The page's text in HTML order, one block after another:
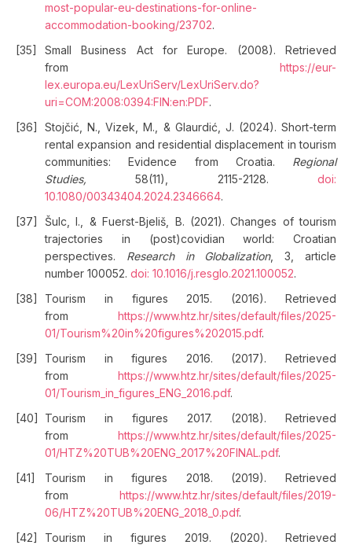
most-popular-eu-destinations-for-online-
accommodation-booking/23702.
Small Business Act for Europe. (2008). Retrieved
from https://eur-
lex.europa.eu/LexUriServ/LexUriServ.do?
uri=COM:2008:0394:FIN:en:PDF.
Stojčić, N., Vizek, M., & Glaurdić, J. (2024). Short-term
rental expansion and residential displacement in tourism
communities: Evidence from Croatia. Regional
Studies,58(11), 2115-2128.doi:
10.1080/00343404.2024.2346664.
Šulc, I., & Fuerst-Bjeliš, B. (2021). Changes of tourism
trajectories in (post)covidian world: Croatian
perspectives. Research in Globalization, 3, article
number 100052. doi: 10.1016/j.resglo.2021.100052.
Tourism in figures 2015. (2016). Retrieved
from https://www.htz.hr/sites/default/files/2025-
01/Tourism%20in%20figures%202015.pdf.
Tourism in figures 2016. (2017). Retrieved
from https://www.htz.hr/sites/default/files/2025-
01/Tourism_in_figures_ENG_2016.pdf.
Tourism in figures 2017. (2018). Retrieved
from https://www.htz.hr/sites/default/files/2025-
01/HTZ%20TUB%20ENG_2017%20FINAL.pdf.
Tourism in figures 2018. (2019). Retrieved
from https://www.htz.hr/sites/default/files/2019-
06/HTZ%20TUB%20ENG_2018_0.pdf.
Tourism in figures 2019. (2020). Retrieved